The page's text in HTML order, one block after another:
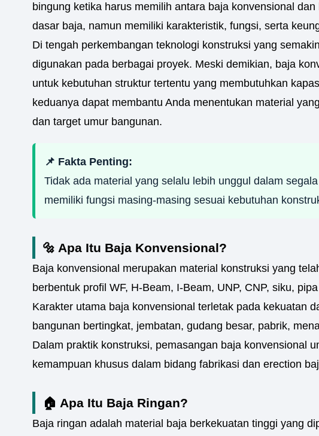
bingung ketika harus memilih antara baja konvensional
dasar baja, namun memiliki karakteristik, fungsi, serta
Di tengah perkembangan teknologi konstruksi yang
digunakan pada berbagai proyek. Meski demikian, baja
untuk kebutuhan struktur tertentu yang membutuhkan
keduanya dapat membantu Anda menentukan material
dan target umur bangunan.
📌 Fakta Penting:
Tidak ada material yang selalu lebih unggul dalam
memiliki fungsi masing-masing sesuai kebutuhan
🔩 Apa Itu Baja Konvensional?
Baja konvensional merupakan material konstruksi yang
berbentuk profil WF, H-Beam, I-Beam, UNP, CNP, siku,
Karakter utama baja konvensional terletak pada kekuatan
bangunan bertingkat, jembatan, gudang besar, pabrik,
Dalam praktik konstruksi, pemasangan baja konvensional
kemampuan khusus dalam bidang fabrikasi dan erection
🏠 Apa Itu Baja Ringan?
Baja ringan adalah material baja berkekuatan tinggi yang